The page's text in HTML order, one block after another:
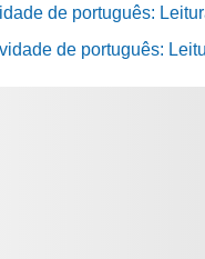
de português:
de português: